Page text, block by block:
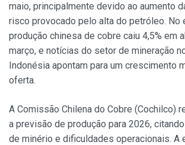
maio, principalmente devido ao aumento
risco provocado pelo alta do petróleo. No
produção chinesa de cobre caiu 4,5% em
março, e notícias do setor de mineração
Indonésia apontam para um crescimento
oferta.
A Comissão Chilena do Cobre (Cochilco)
a previsão de produção para 2026,
de minério e dificuldades operacionais. A